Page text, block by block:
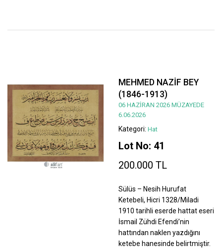
MEHMED NAZİF BEY
(1846-1913)
06 HAZİRAN 2026 MÜZAYEDE
6.06.2026
Kategori: Hat
Lot No: 41
200.000 TL
Sülüs – Nesih Hurufat
Ketebeli, Hicri 1328/Miladi
1910 tarihli eserde hattat eseri
İsmail Zühdi Efendi’nin
hattından naklen yazdığını
ketebe hanesinde belirtmiştir.